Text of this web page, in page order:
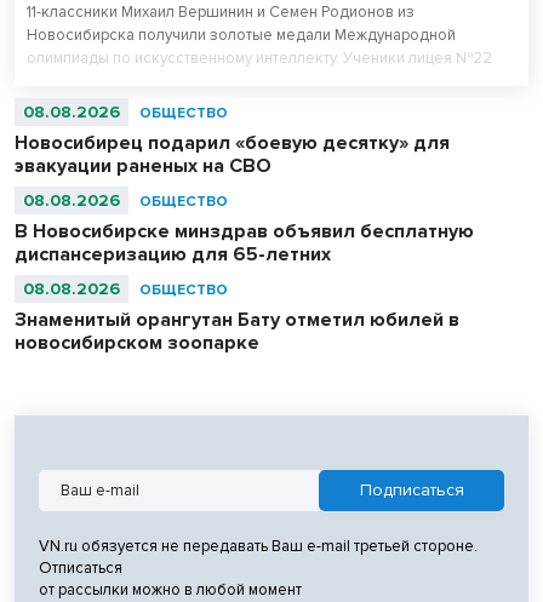
11-классники Михаил Вершинин и Семен Родионов из
Новосибирска получили золотые медали Международной
олимпиады по искусственному интеллекту. Ученики лицея №22
абсолютными чемпионами соревнований.
08.08.2026 ОБЩЕСТВО
Новосибирец подарил «боевую десятку» для
эвакуации раненых на СВО
08.08.2026 ОБЩЕСТВО
В Новосибирске минздрав объявил бесплатную
диспансеризацию для 65-летних
08.08.2026 ОБЩЕСТВО
Знаменитый орангутан Бату отметил юбилей в
новосибирском зоопарке
VN.ru обязуется не передавать Ваш e-mail третьей стороне.
Отписаться
от рассылки можно в любой момент